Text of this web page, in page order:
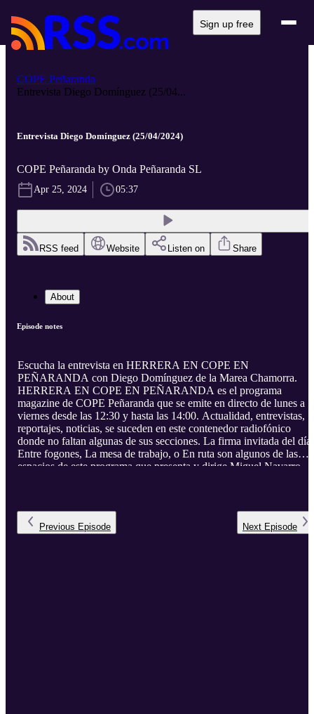
Sign up free
COPE Peñaranda
Entrevista Diego Domínguez (25/04...
Entrevista Diego Domínguez (25/04/2024)
COPE Peñaranda by Onda Peñaranda SL
Apr 25, 2024 05:37
RSS feed Website Listen on Share
About
Episode notes
Escucha la entrevista en HERRERA EN COPE EN
PEÑARANDA con Diego Domínguez de la Marea Chamorra.
HERRERA EN COPE EN PEÑARANDA es el programa
magazine de COPE Peñaranda que se emite en directo de lunes a
viernes desde las 12:30 y hasta las 14:00. Actualidad, entrevistas,
reportajes, noticias, se suceden en este contenedor radiofónico
donde no faltan algunas de sus secciones. La firma invitada del día,
Entre fogones, La mesa de trabajo, o En ruta son algunos de las
espacios de este programa que presenta y dirige Miguel Navarro.
Previous Episode Next Episode